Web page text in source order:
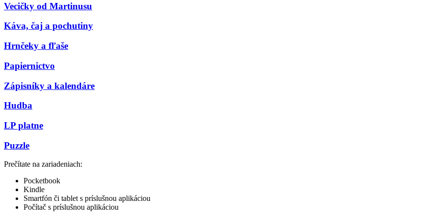
Vecičky od Martinusu
Káva, čaj a pochutiny
Hrnčeky a fľaše
Papiernictvo
Zápisníky a kalendáre
Hudba
LP platne
Puzzle
Prečítate na zariadeniach:
Pocketbook
Kindle
Smartfón či tablet s príslušnou aplikáciou
Počítač s príslušnou aplikáciou